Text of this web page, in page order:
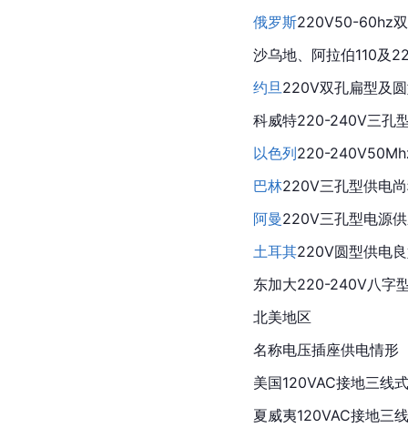
俄罗斯220V50-60hz双
沙乌地、阿拉伯110及
约旦220V双孔扁型及
科威特220-240V三孔
以色列220-
巴林220V三孔型供电
阿曼220V三孔型电源
土耳其220V圆型供电
东加大220-240V八字
北美地区
名称电压插座供电情形
美国120VAC接地三线
夏威夷120VAC接地三